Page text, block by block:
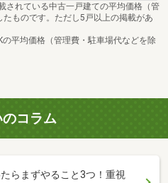
されている中古一戸建ての平均価格（管
ものです。ただし5戸以上の掲載があ
平均価格（管理費・駐車場代などを除
コラム
らまずやること3つ！重視